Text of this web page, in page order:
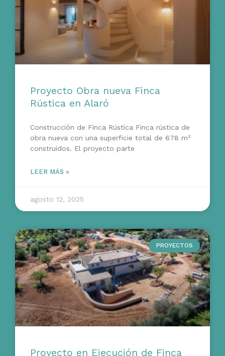
Proyecto Obra nueva Finca
Rústica en Alaró
Construcción de Finca Rústica Finca rústica de
obra nueva con una superficie total de 678 m²
construidos. El proyecto parte
LEER MÁS »
agosto 12, 2025
PROYECTOS
Proyecto en Ejecución de Finca